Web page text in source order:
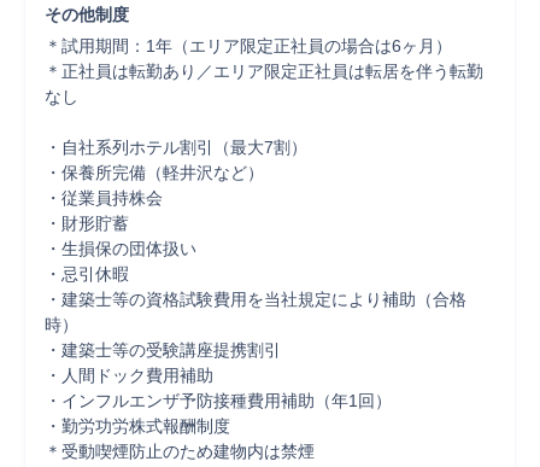
その他制度
＊試用期間：1年（エリア限定正社員の場合は6ヶ月）
＊正社員は転勤あり／エリア限定正社員は転居を伴う転勤
なし
・自社系列ホテル割引（最大7割）
・保養所完備（軽井沢など）
・従業員持株会
・財形貯蓄
・生損保の団体扱い
・忌引休暇
・建築士等の資格試験費用を当社規定により補助（合格
時）
・建築士等の受験講座提携割引
・人間ドック費用補助
・インフルエンザ予防接種費用補助（年1回）
・勤労功労株式報酬制度